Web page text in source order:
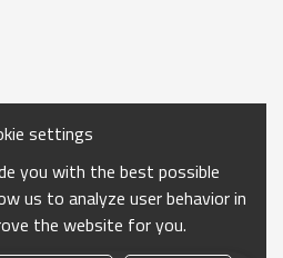
settings
you with the best possible
us to analyze user behavior in
the website for you.